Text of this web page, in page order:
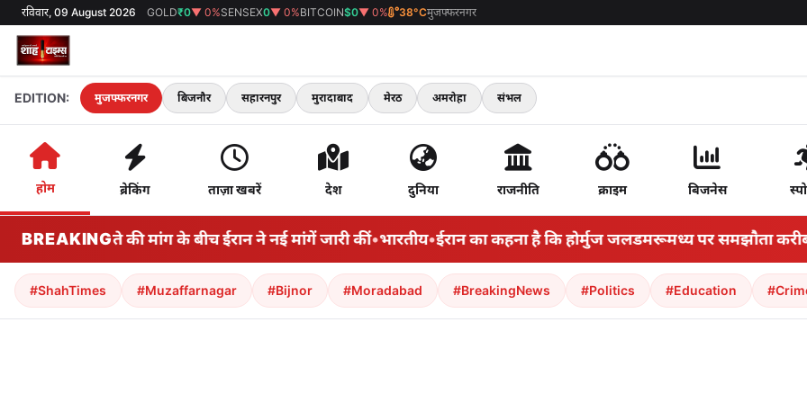
रविवार, 09 August 2026 GOLD₹0▼ 0%SENSEX0▼ 0%BITCOIN$0▼ 0% 38°Cमुजफ्फरनगर
EDITION: मुजफ्फरनगर बिजनौर सहारनपुर मुरादाबाद मेरठ अमरोहा संभल
होम ब्रेकिंग ताज़ा खबरें देश दुनिया राजनीति क्राइम बिजनेस
BREAKING
के समझौते की मांग के बीच ईरान ने नई मांगें जारी कीं•भारतीय•ईरान का कहना है कि होर्मुज जलडमरूमध्य पर समझौता करीब है
#ShahTimes #Muzaffarnagar #Bijnor #Moradabad #BreakingNews #Politics #Education